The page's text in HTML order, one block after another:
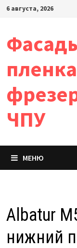
Перейти
6 августа, 2026
ЧПУ
МЕНЮ
Albatur
нижний